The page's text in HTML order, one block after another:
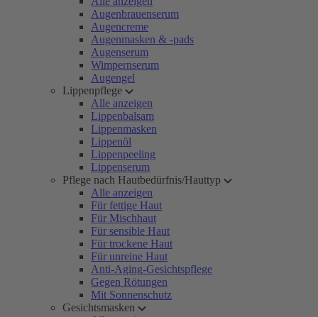
Augenbrauenserum
Augencreme
Augenmasken & -pads
Augenserum
Wimpernserum
Augengel
Lippenpflege
Alle anzeigen
Lippenbalsam
Lippenmasken
Lippenöl
Lippenpeeling
Lippenserum
Pflege nach Hautbedürfnis/Hauttyp
Alle anzeigen
Für fettige Haut
Für Mischhaut
Für sensible Haut
Für trockene Haut
Für unreine Haut
Anti-Aging-Gesichtspflege
Gegen Rötungen
Mit Sonnenschutz
Gesichtsmasken